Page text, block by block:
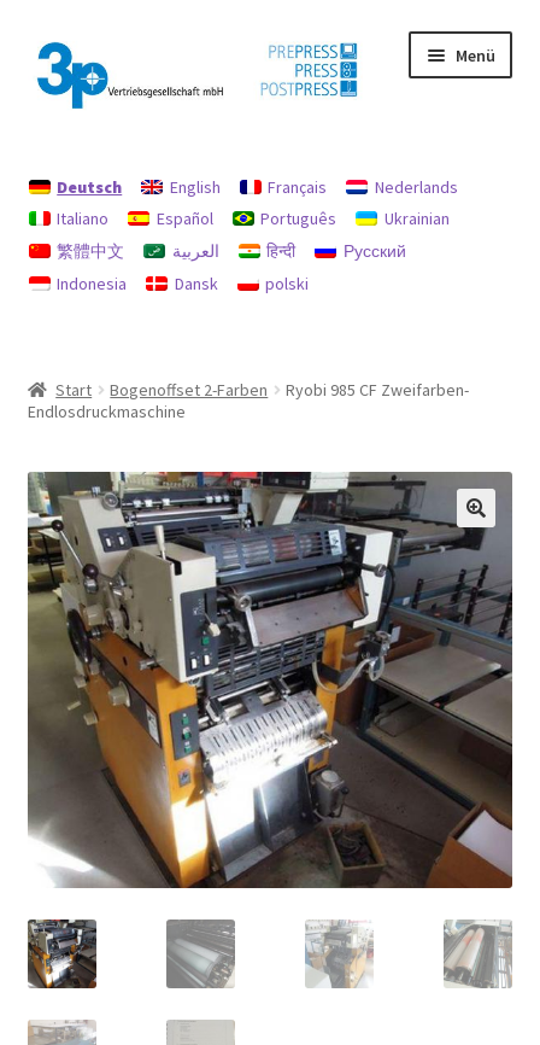
Zur
Navigation
springen
Zum
Inhalt
springen
Menü
Datenschutz
Gebrauchtmaschinen
Deutsch English Français
Nederlands
Italiano
Español Português
Ukrainian
繁體中文
العربية हिन्दी
Русский
Indonesia
Dansk polski
Start Bogenoffset 2-Farben
Ryobi 985 CF Zweifarben-
Endlosdruckmaschine